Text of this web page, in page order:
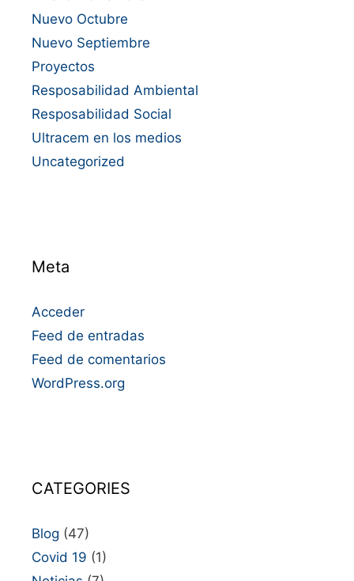
Nuevo Octubre
Nuevo Septiembre
Proyectos
Resposabilidad Ambiental
Resposabilidad Social
Ultracem en los medios
Uncategorized
Meta
Acceder
Feed de entradas
Feed de comentarios
WordPress.org
CATEGORIES
Blog (47)
Covid 19 (1)